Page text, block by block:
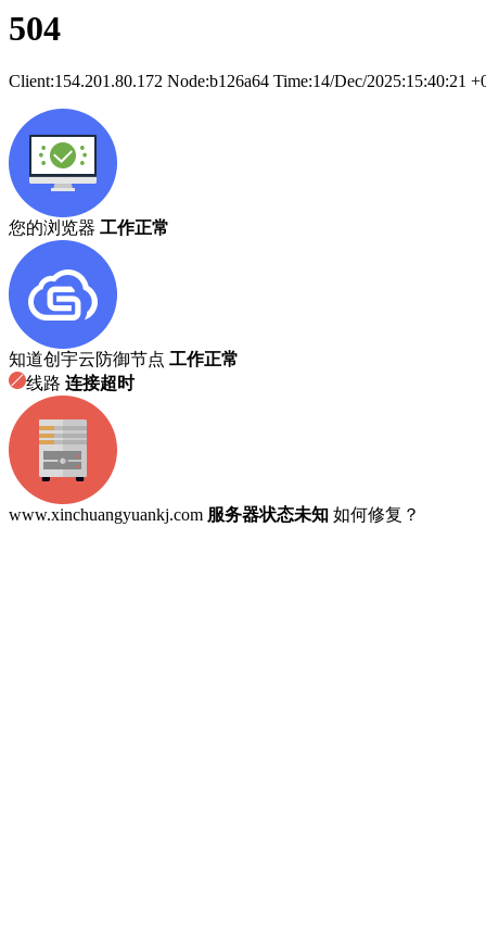
504
Client:154.201.80.172 Node:b126a64 Time:14/Dec/2025:15:40:21
您的浏览器 工作正常
知道创宇云防御节点 工作正常
线路 连接超时
www.xinchuangyuankj.com 服务器状态未知 如何修复？